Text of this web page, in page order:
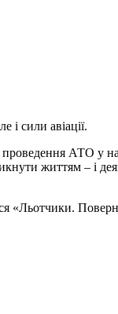
і сили авіації.
АТО у
життям – і
«Льотчики.